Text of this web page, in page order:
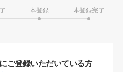
本登録 本登録完了
ご登録いただいている方